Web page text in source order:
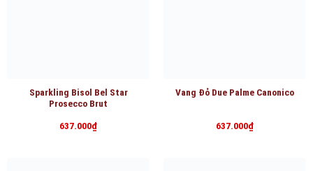
Sparkling Bisol Bel Star
Prosecco Brut
637.000₫
Vang Đỏ Due Palme Canonico
637.000₫